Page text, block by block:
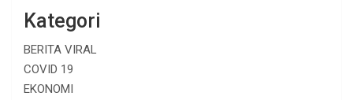
Kategori
BERITA VIRAL
COVID 19
EKONOMI